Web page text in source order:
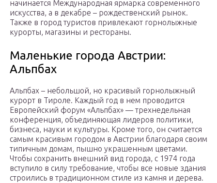
начинается Международная ярмарка современного
искусства, а в декабре – рождественский рынок.
Также в город туристов привлекают горнолыжные
курорты, магазины и рестораны.
Маленькие города Австрии:
Альпбах
Альпбах – небольшой, но красивый горнолыжный
курорт в Тироле. Каждый год в нем проводится
Европейский форум «Альпбах» — трехнедельная
конференция, объединяющая лидеров политики,
бизнеса, науки и культуры. Кроме того, он считается
самым красивым городом в Австрии благодаря своим
типичным домам, пышно украшенным цветами.
Чтобы сохранить внешний вид города, с 1974 года
вступило в силу требование, чтобы все новые здания
строились в традиционном стиле из камня и дерева.